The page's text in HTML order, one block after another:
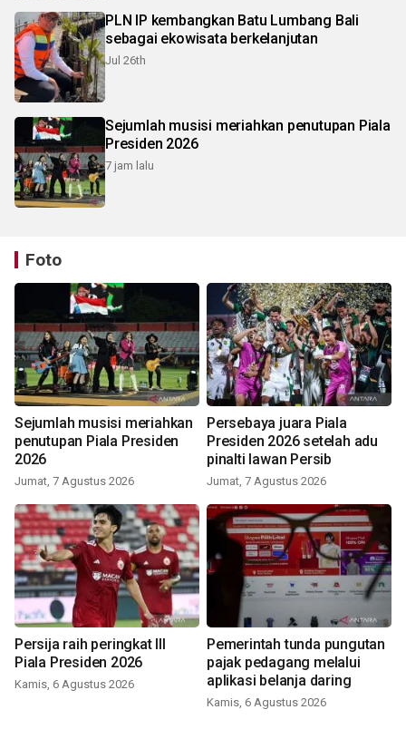
PLN IP kembangkan Batu Lumbang Bali
sebagai ekowisata berkelanjutan
Jul 26th
Sejumlah musisi meriahkan penutupan Piala
Presiden 2026
7 jam lalu
Foto
Sejumlah musisi meriahkan
penutupan Piala Presiden
2026
Jumat, 7 Agustus 2026
Persebaya juara Piala
Presiden 2026 setelah adu
pinalti lawan Persib
Jumat, 7 Agustus 2026
Persija raih peringkat III
Piala Presiden 2026
Kamis, 6 Agustus 2026
Pemerintah tunda pungutan
pajak pedagang melalui
aplikasi belanja daring
Kamis, 6 Agustus 2026